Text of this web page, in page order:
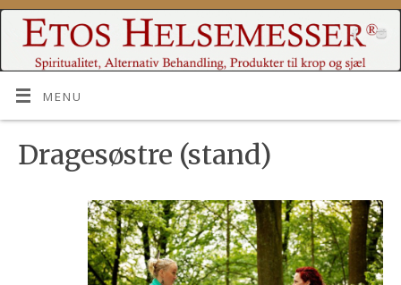
MENU
Dragesøstre (stand)